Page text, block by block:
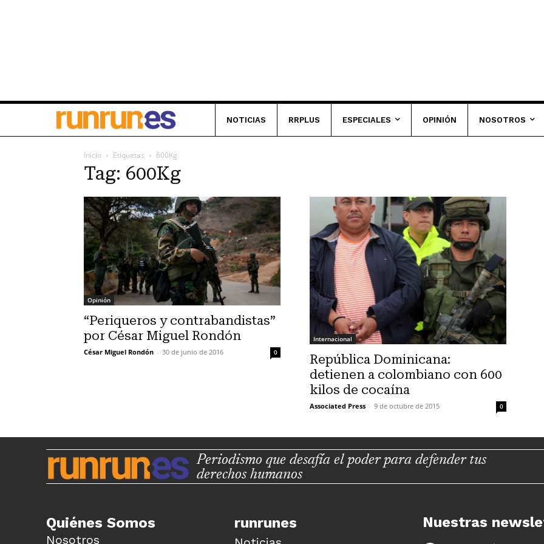
NOTICIAS RRPLUS ESPECIALES OPINIÓN NOSOTROS
Inicio Etiquetas 600Kg
Tag: 600Kg
Opinión
“Periqueros y contrabandistas”
por César Miguel Rondón
César Miguel Rondón - 30 de junio de 2016 0
Internacional
República Dominicana:
detienen a colombiano con 600
kilos de cocaína
Associated Press - 9 de octubre de 2015 0
Periodismo que desafía el poder para defender tus
derechos humanos
Quiénes Somos
Nosotros
runrunes Nuestras